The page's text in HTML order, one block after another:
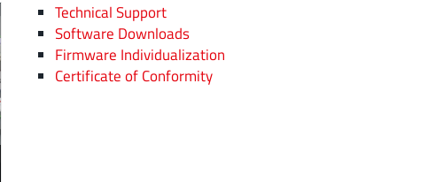
Technical Support
Software Downloads
Firmware Individualization
Certificate of Conformity